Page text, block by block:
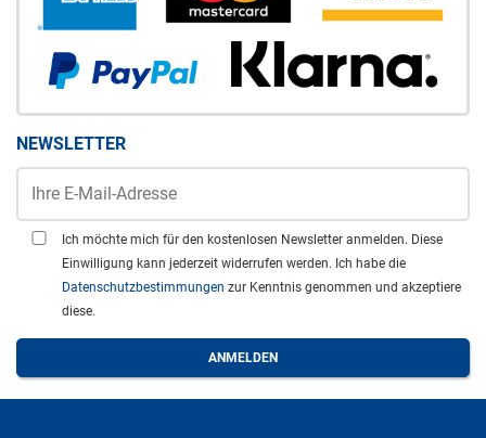
NEWSLETTER
Ich möchte mich für den kostenlosen Newsletter anmelden. Diese
Einwilligung kann jederzeit widerrufen werden. Ich habe die
Datenschutzbestimmungen zur Kenntnis genommen und akzeptiere
diese.